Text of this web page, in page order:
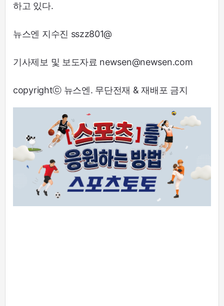
하고 있다.
뉴스엔 지수진 sszz801@
기사제보 및 보도자료 newsen@newsen.com
copyrightⓒ 뉴스엔. 무단전재 & 재배포 금지